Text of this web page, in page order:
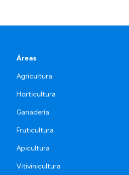
Áreas
Agricultura
Horticultura
Ganadería
Fruticultura
Apicultura
Vitivinicultura